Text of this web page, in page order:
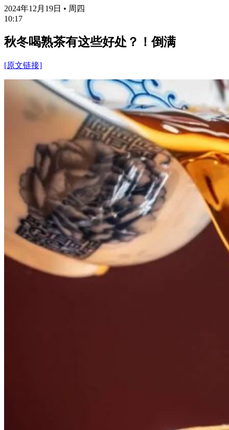
2024年12月19日 • 周四
10:17
秋冬喝熟茶有这些好处？！倒满
[原文链接]